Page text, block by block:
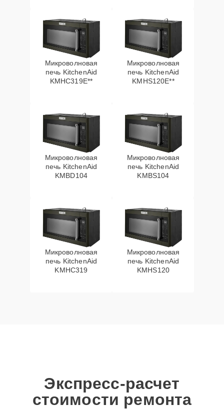
Микроволновая
печь KitchenAid
KMHC319E**
Микроволновая
печь KitchenAid
KMHS120E**
Микроволновая
печь KitchenAid
KMBD104
Микроволновая
печь KitchenAid
KMBS104
Микроволновая
печь KitchenAid
KMHC319
Микроволновая
печь KitchenAid
KMHS120
Экспресс-расчет
стоимости ремонта